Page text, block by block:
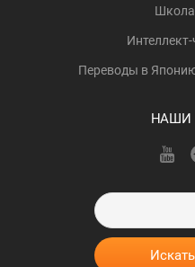
Переводы в
НАШИ